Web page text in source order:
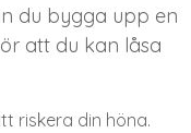
du bygga upp en
att du kan låsa
riskera din höna.